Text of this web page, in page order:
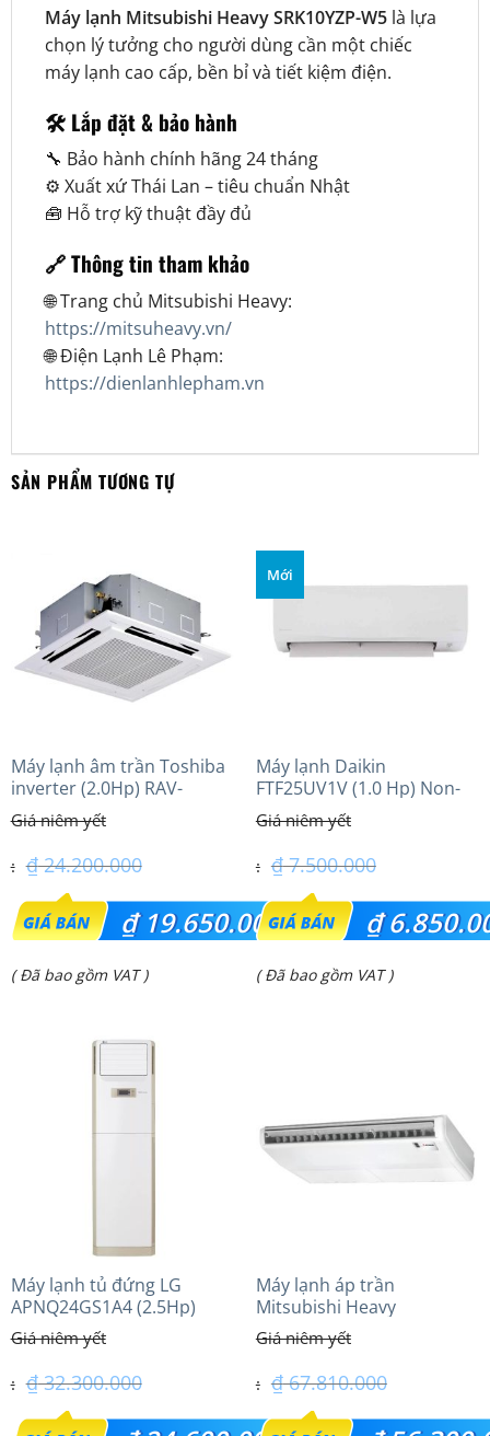
Máy lạnh Mitsubishi Heavy SRK10YZP-W5là lựa
chọn lý tưởng cho người dùng cần một chiếc
máy lạnh cao cấp, bền bỉ và tiết kiệm điện.
🛠️ Lắp đặt & bảo hành
🔧 Bảo hành chính hãng 24 tháng
⚙️ Xuất xứ Thái Lan – tiêu chuẩn Nhật
🧰 Hỗ trợ kỹ thuật đầy đủ
🔗 Thông tin tham khảo
🌐 Trang chủ Mitsubishi Heavy:
https://mitsuheavy.vn/
🌐 Điện Lạnh Lê Phạm:
https://dienlanhlepham.vn
SẢN PHẨM TƯƠNG TỰ
Máy lạnh âm trần Toshiba
inverter (2.0Hp) RAV-
GV1801AP-V
₫24.200.000
Giá
gốc
là:
₫19.650.000
Giá
( Đã bao gồm VAT )
Mới
Máy lạnh Daikin
FTF25UV1V (1.0 Hp) Non-
inverter Thái lan
₫7.500.000
Giá
gốc
là:
₫
Giá
₫ 6.850.000.
( Đã bao gồm VAT )
Máy lạnh tủ đứng LG
APNQ24GS1A4 (2.5Hp)
Inverter
₫32.300.000
Giá
Máy lạnh áp trần
Mitsubishi Heavy
FDE125VG (5.0Hp) Cao cấp
– 3 Pha
₫67.810.000
Giá